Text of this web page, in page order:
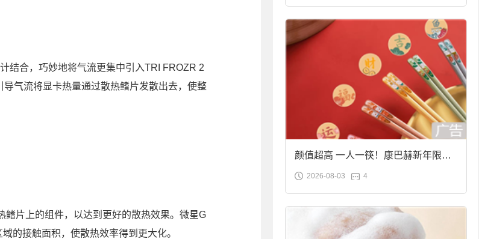
结合，巧妙地将气流更集中引入TRI FROZR 2
气流将显卡热量通过散热鳍片发散出去，使整
片上的组件，以达到更好的散热效果。微星G
的接触面积，使散热效率得到更大化。
颜值超高 一人一筷！康巴赫新年限定
合金筷子大促：19.9元
2026-08-03 4